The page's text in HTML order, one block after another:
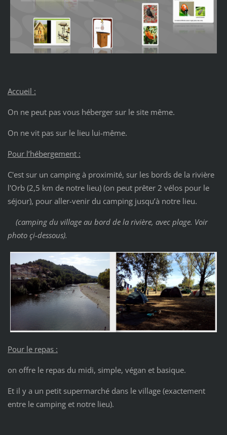
Accueil :
On ne peut pas vous héberger sur le site même.
On ne vit pas sur le lieu lui-même.
Pour l’hébergement :
C'est sur un camping à proximité, sur les bords de la rivière
l'Orb (2,5 km de notre lieu) (on peut prêter 2 vélos pour le
séjour), pour aller-venir du camping jusqu’à notre lieu.
(camping du village au bord de la rivière, avec plage. Voir
photo çi-dessous).
Pour le repas :
on offre le repas du midi, simple, végan et basique.
Et il y a un petit supermarché dans le village (exactement
entre le camping et notre lieu).